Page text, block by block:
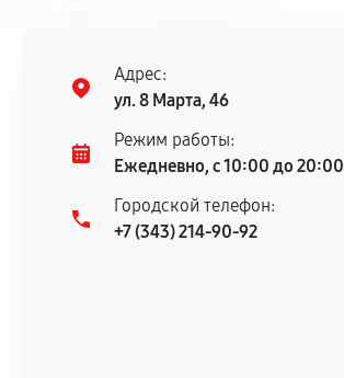
Адрес:
ул. 8 Марта, 46
Режим работы:
Ежедневно, с 10:00 до 20:00
Городской телефон:
+7 (343) 214-90-92